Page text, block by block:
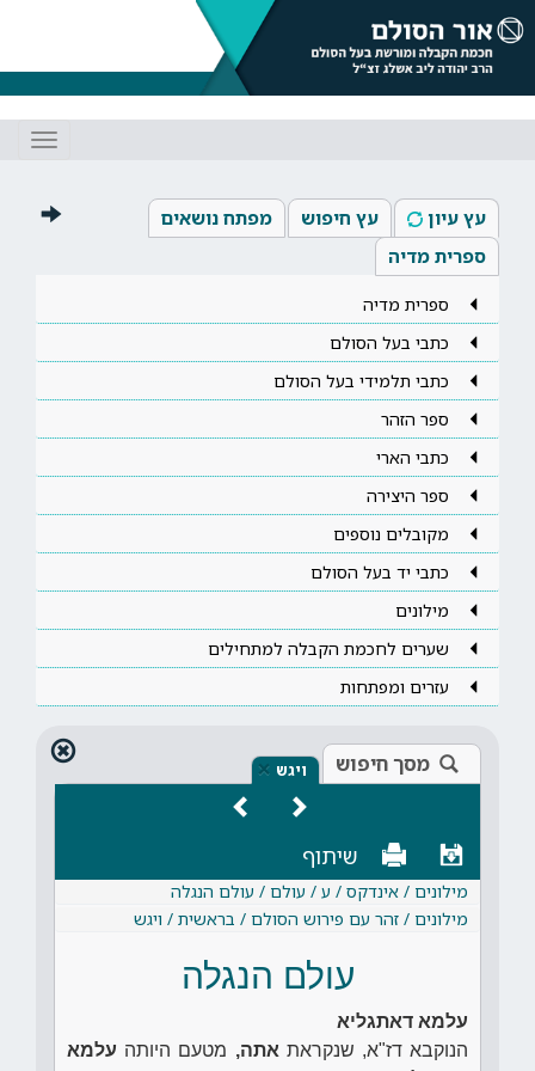
עץ עיון עץ חיפוש
מפתח נושאים
ספרית מדיה
ספרית מדיה
כתבי בעל הסולם
כתבי תלמידי בעל הסולם
ספר הזהר
כתבי הארי
ספר היצירה
מקובלים נוספים
כתבי יד בעל הסולם
מילונים
שערים לחכמת הקבלה למתחילים
עזרים ומפתחות
מסך חיפוש ויגש ×
שיתוף
מילונים / אינדקס / ע / עולם / עולם הנגלה
מילונים / זהר עם פירוש הסולם / בראשית / ויגש
עולם הנגלה
עלמא דאתגליא
הנוקבא דז"א, שנקראת אתה, מטעם היותה עלמא